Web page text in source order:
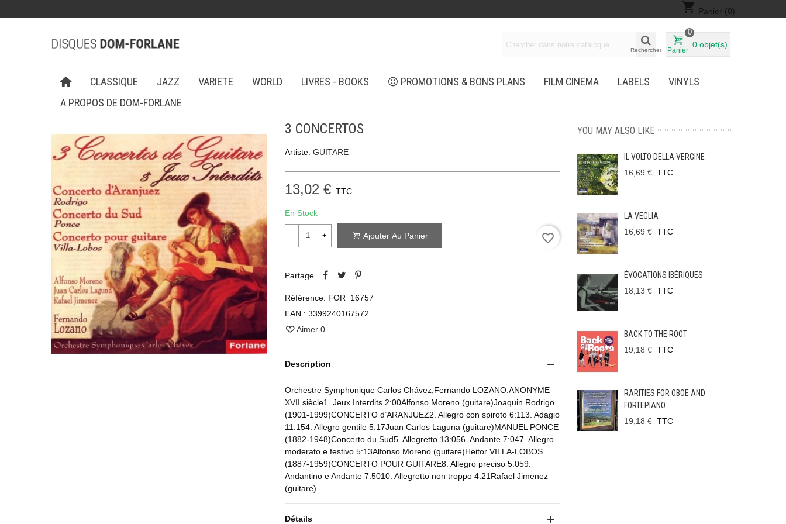
shopping_cart Panier (0)
Rechercher Panier
0
0 objet(s)
CLASSIQUE JAZZ VARIETE WORLD LIVRES - BOOKS PROMOTIONS & BONS PLANS FILM CINEMA LABELS
VINYLS
A PROPOS DE DOM-FORLANE
3 CONCERTOS
Artiste: GUITARE
13,02 € TTC
En Stock
- + Ajouter Au Panier favorite_border
Partage
Référence: FOR_16757
EAN : 3399240167572
Aimer 0
Description
Orchestre Symphonique Carlos Chávez,Fernando LOZANO.ANONYME
XVII siècle1. Jeux Interdits 2:00Alfonso Moreno (guitare)Joaquin Rodrigo
(1901-1999)CONCERTO d’ARANJUEZ2. Allegro con spiroto 6:113. Adagio
11:154. Allegro gentile 5:17Juan Carlos Laguna (guitare)MANUEL PONCE
(1882-1948)Concerto du Sud5. Allegretto 13:056. Andante 7:047. Allegro
moderato e festivo 5:13Alfonso Moreno (guitare)Heitor VILLA-LOBOS
(1887-1959)CONCERTO POUR GUITARE8. Allegro preciso 5:059.
Andantino e Andante 7:5010. Allegretto non troppo 4:21Rafael Jimenez
(guitare)
Détails
YOU MAY ALSO LIKE
IL VOLTO DELLA VERGINE
16,69 € TTC
LA VEGLIA
16,69 € TTC
ÉVOCATIONS IBÉRIQUES
18,13 € TTC
BACK TO THE ROOT
19,18 € TTC
RARITIES FOR OBOE AND
FORTEPIANO
19,18 € TTC